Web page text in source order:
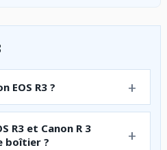
EOS R3 ?
R3 et Canon R 3
boîtier ?